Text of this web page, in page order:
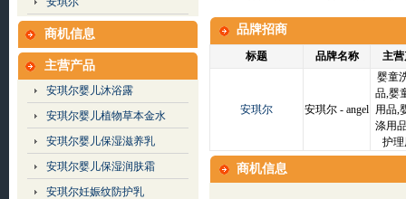
商机信息
主营产品
安琪尔婴儿沐浴露
安琪尔婴儿植物草本金水
安琪尔婴儿保湿滋养乳
安琪尔婴儿保湿润肤霜
安琪尔妊娠纹防护乳
品牌招商
标题 品牌名称 主
安琪尔 安琪尔 - angel
婴童
品,婴
用品,
涤用
护
商机信息